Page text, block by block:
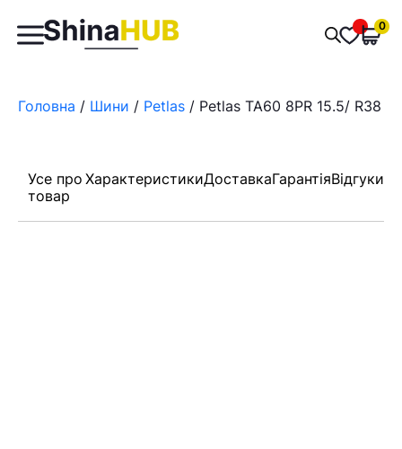
Пошук
товарів
0
Головна / Шини / Petlas / Petlas TA60 8PR 15.5/ R38
Усе про
товар
ХарактеристикиДоставкаГарантіяВідгуки